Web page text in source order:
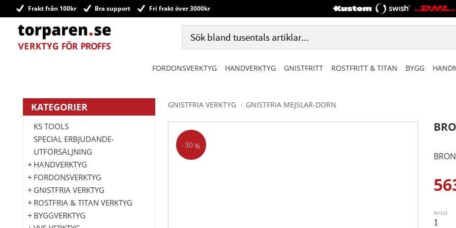
Frakt från 100kr Bra support Fri frakt över 3000kr
FORDONSVERKTYG HANDVERKTYG GNISTFRITT ROSTFRITT & TITAN BYGG
GNISTFRIA VERKTYG GNISTFRIA MEJSLAR-DORN
30%
Antal
KATEGORIER
KS TOOLS
SPECIAL ERBJUDANDE-
UTFÖRSÄLJNING
HANDVERKTYG
FORDONSVERKTYG
GNISTFRIA VERKTYG
ROSTFRIA & TITAN VERKTYG
BYGGVERKTYG